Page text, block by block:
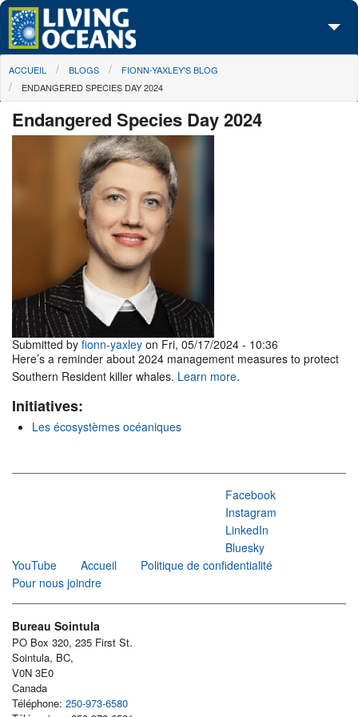
Skip to main content
À propos de nous
Centre des Médias
Passez à l'action
You are here
ACCUEIL BLOGS
FIONN-YAXLEY'S BLOG
ENDANGERED SPECIES DAY 2024
Endangered Species Day 2024
Submitted by fionn-yaxley on Fri, 05/17/2024 - 10:36
Here’s a reminder about 2024 management measures to protect
Southern Resident killer whales. Learn more.
Initiatives:
Les écosystèmes océaniques
Facebook
Instagram
LinkedIn
Bluesky
YouTube
Accueil
Politique de confidentialité
Pour nous joindre
Bureau Sointula
PO Box 320, 235 First St.
Sointula, BC,
V0N 3E0
Canada
Téléphone: 250-973-6580